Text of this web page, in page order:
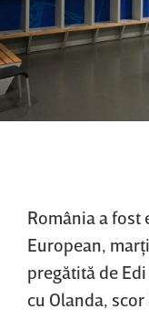
România a fost
European,
pregătită de
cu Olanda,